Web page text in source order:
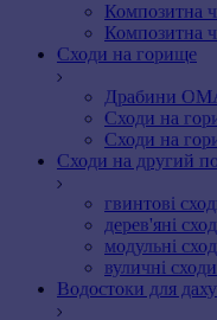
Композитна
Композитна
Сходи на горище
Драбини
Сходи на
Сходи на
Сходи на другий
гвинтові
дерев'яні
модульні
вуличні сходи
Водостоки для даху